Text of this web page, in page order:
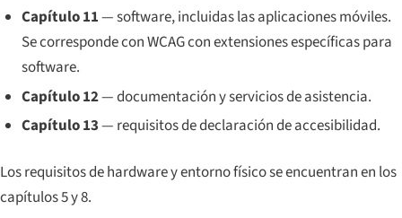
Capítulo 11— software, incluidas las aplicaciones móviles.
Se corresponde con WCAG con extensiones específicas para
software.
Capítulo 12— documentación y servicios de asistencia.
Capítulo 13— requisitos de declaración de accesibilidad.
Los requisitos de hardware y entorno físico se encuentran en los
capítulos 5 y 8.